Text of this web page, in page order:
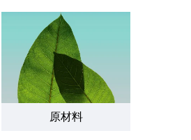
原材料